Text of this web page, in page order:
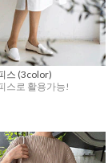
스 (3color)
스로 활용가능!